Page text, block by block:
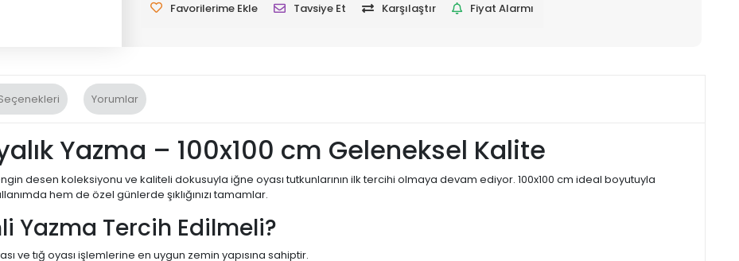
Favorilerime Ekle Tavsiye Et Karşılaştır Fiyat Alarmı
Yorumlar
Yazma – 100x100 cm Geleneksel Kalite
desen koleksiyonu ve kaliteli dokusuyla iğne oyası tutkunlarının ilk tercihi olmaya devam ediyor. 100x100 cm ideal boyutuyla
hem de özel günlerde şıklığınızı tamamlar.
Yazma Tercih Edilmeli?
ve tığ oyası işlemlerine en uygun zemin yapısına sahiptir.